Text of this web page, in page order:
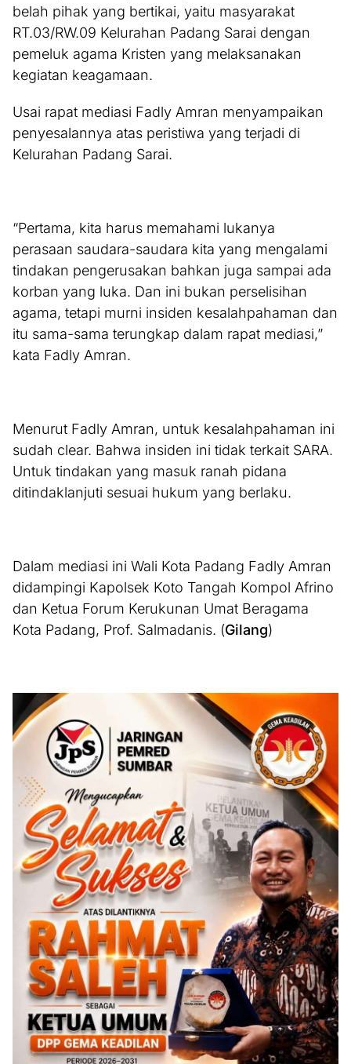
belah pihak yang bertikai, yaitu masyarakat
RT.03/RW.09 Kelurahan Padang Sarai dengan
pemeluk agama Kristen yang melaksanakan
kegiatan keagamaan.
Usai rapat mediasi Fadly Amran menyampaikan
penyesalannya atas peristiwa yang terjadi di
Kelurahan Padang Sarai.
“Pertama, kita harus memahami lukanya
perasaan saudara-saudara kita yang mengalami
tindakan pengerusakan bahkan juga sampai ada
korban yang luka. Dan ini bukan perselisihan
agama, tetapi murni insiden kesalahpahaman dan
itu sama-sama terungkap dalam rapat mediasi,”
kata Fadly Amran.
Menurut Fadly Amran, untuk kesalahpahaman ini
sudah clear. Bahwa insiden ini tidak terkait SARA.
Untuk tindakan yang masuk ranah pidana
ditindaklanjuti sesuai hukum yang berlaku.
Dalam mediasi ini Wali Kota Padang Fadly Amran
didampingi Kapolsek Koto Tangah Kompol Afrino
dan Ketua Forum Kerukunan Umat Beragama
Kota Padang, Prof. Salmadanis. (Gilang)